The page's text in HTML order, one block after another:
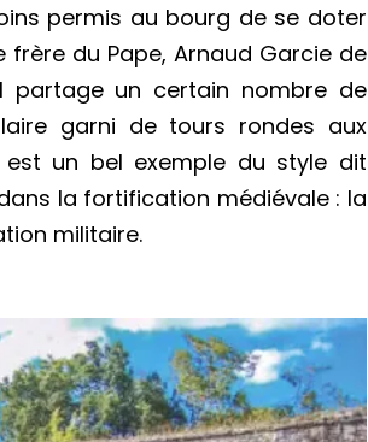
permis au bourg de se doter
frère du Pape, Arnaud Garcie de
partage un certain nombre de
garni de tours rondes aux
un bel exemple du style dit
la fortification médiévale : la
militaire.